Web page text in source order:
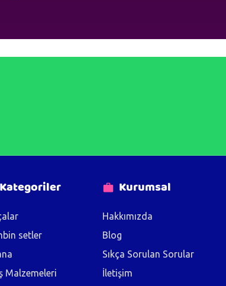
Kategoriler
setler
Malzemeleri
Kurumsal
Hakkımızda
Blog
Sıkça Sorulan Sorular
İletişim